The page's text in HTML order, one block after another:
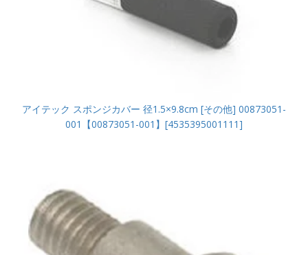
アイテック スポンジカバー 径1.5×9.8cm [その他] 00873051-
001【00873051-001】[4535395001111]